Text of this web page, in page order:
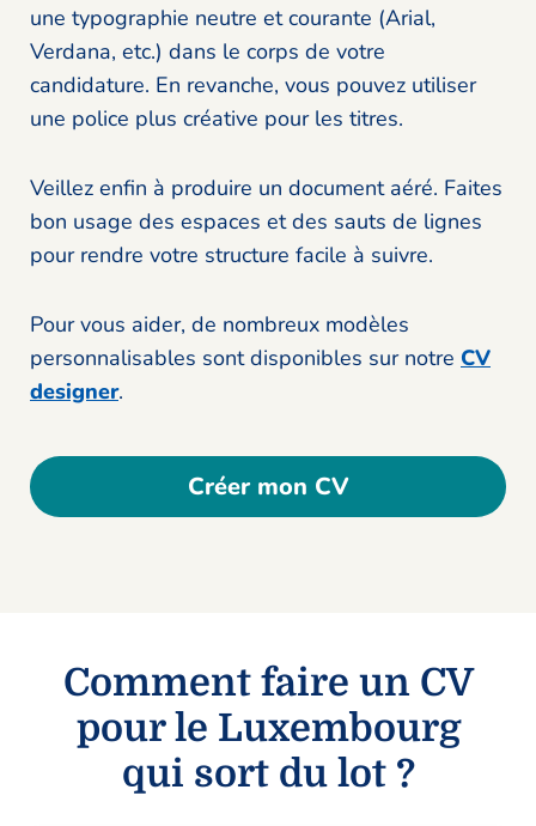
une typographie neutre et courante (Arial,
Verdana, etc.) dans le corps de votre
candidature. En revanche, vous pouvez utiliser
une police plus créative pour les titres.
Veillez enfin à produire un document aéré. Faites
bon usage des espaces et des sauts de lignes
pour rendre votre structure facile à suivre.
Pour vous aider, de nombreux modèles
personnalisables sont disponibles sur notre CV
designer.
Créer mon CV
Comment faire un CV
pour le Luxembourg
qui sort du lot ?